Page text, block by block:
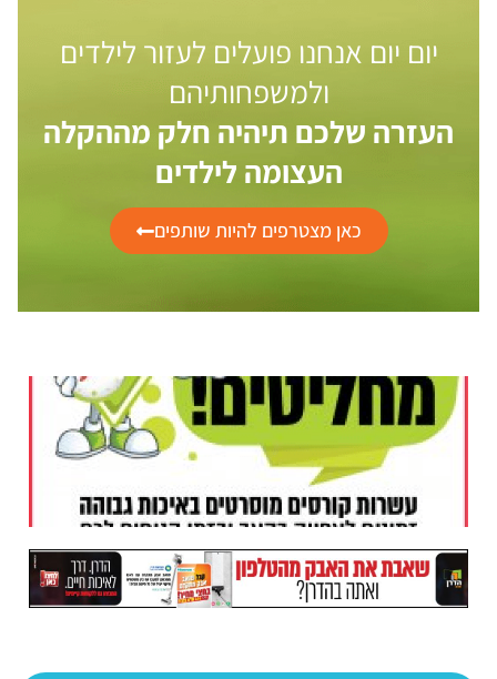
יום יום אנחנו פועלים לעזור לילדים
ולמשפחותיהם
העזרה שלכם תיהיה חלק מההקלה
העצומה לילדים
כאן מצטרפים להיות שותפים